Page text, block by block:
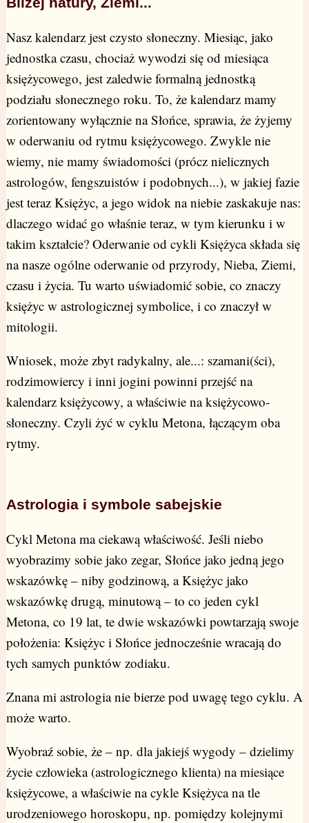
Nasz kalendarz jest czysto słoneczny. Miesiąc, jako
jednostka czasu, chociaż wywodzi się od miesiąca
księżycowego, jest zaledwie formalną jednostką
podziału słonecznego roku. To, że kalendarz mamy
zorientowany wyłącznie na Słońce, sprawia, że żyjemy
w oderwaniu od rytmu księżycowego. Zwykle nie
wiemy, nie mamy świadomości (prócz nielicznych
astrologów, fengszuistów i podobnych...), w jakiej fazie
jest teraz Księżyc, a jego widok na niebie zaskakuje nas:
dlaczego widać go właśnie teraz, w tym kierunku i w
takim kształcie? Oderwanie od cykli Księżyca składa się
na nasze ogólne oderwanie od przyrody, Nieba, Ziemi,
czasu i życia. Tu warto uświadomić sobie, co znaczy
księżyc w astrologicznej symbolice, i co znaczył w
mitologii.
Wniosek, może zbyt radykalny, ale...: szamani(ści),
rodzimowiercy i inni jogini powinni przejść na
kalendarz księżycowy, a właściwie na księżycowo-
słoneczny. Czyli żyć w cyklu Metona, łączącym oba
rytmy.
Astrologia i symbole sabejskie
Cykl Metona ma ciekawą właściwość. Jeśli niebo
wyobrazimy sobie jako zegar, Słońce jako jedną jego
wskazówkę – niby godzinową, a Księżyc jako
wskazówkę drugą, minutową – to co jeden cykl
Metona, co 19 lat, te dwie wskazówki powtarzają swoje
położenia: Księżyc i Słońce jednocześnie wracają do
tych samych punktów zodiaku.
Znana mi astrologia nie bierze pod uwagę tego cyklu. A
może warto.
Wyobraź sobie, że – np. dla jakiejś wygody – dzielimy
życie człowieka (astrologicznego klienta) na miesiące
księżycowe, a właściwie na cykle Księżyca na tle
urodzeniowego horoskopu, np. pomiędzy kolejnymi